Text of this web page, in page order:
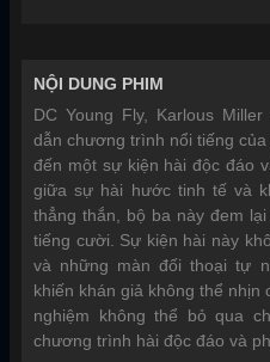
NỘI DUNG PHIM
DC Young Fly, Karlous
dẫn chương trình nổi tiếng
đến một sự kiện hài độc đáo
giữa sự hài hước tinh tế và
thẳng thắn, bộ ba này đem
tiếng cười. Sự kiện hài này
và những màn đối thoại tự
khiến khán giả không thể nhịn
nghiệm không thể bỏ qua
chương trình hài độc đáo và